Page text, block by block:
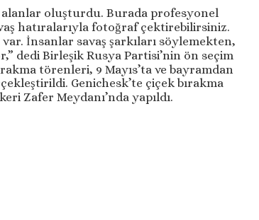
alanlar oluşturdu. Burada profesyonel
hatıralarıyla fotoğraf çektirebilirsiniz.
İnsanlar savaş şarkıları söylemekten,
dedi Birleşik Rusya Partisi’nin ön seçim
törenleri, 9 Mayıs’ta ve bayramdan
Genichesk’te çiçek bırakma
Zafer Meydanı’nda yapıldı.